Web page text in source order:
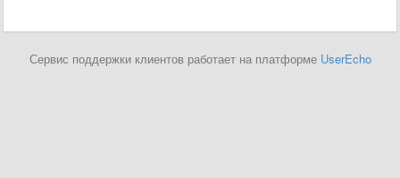
Сервис поддержки клиентов работает на платформе UserEcho